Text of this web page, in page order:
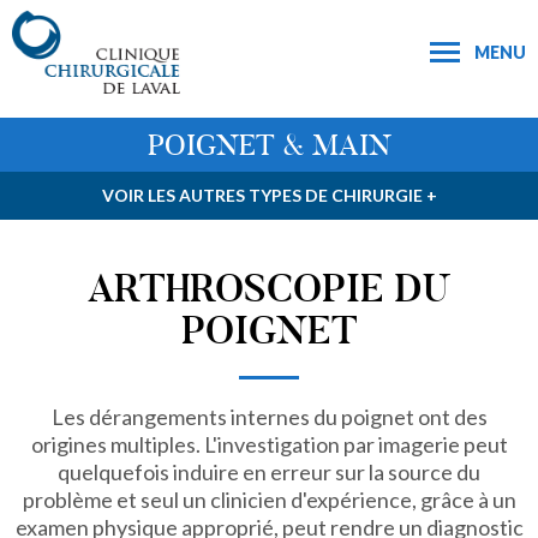
MENU
POIGNET & MAIN
VOIR LES AUTRES TYPES DE CHIRURGIE +
ARTHROSCOPIE DU
POIGNET
Les dérangements internes du poignet ont des
origines multiples. L'investigation par imagerie peut
quelquefois induire en erreur sur la source du
problème et seul un clinicien d'expérience, grâce à un
examen physique approprié, peut rendre un diagnostic